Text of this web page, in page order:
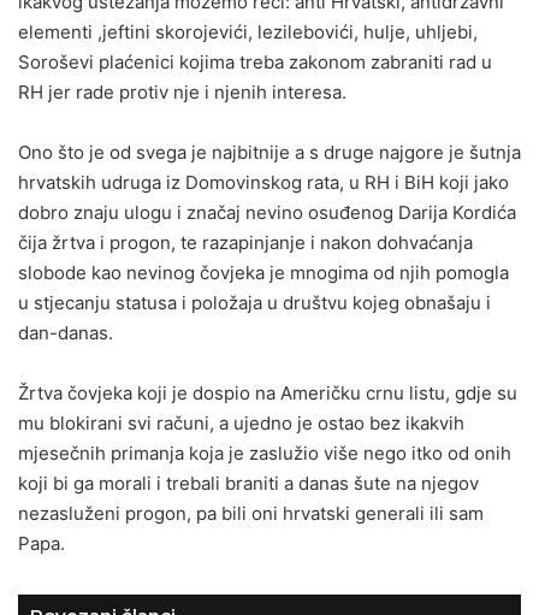
elementi ,jeftini skorojevići, lezilebovići, hulje, uhljebi,
Soroševi plaćenici kojima treba zakonom zabraniti rad u
RH jer rade protiv nje i njenih interesa.
Ono što je od svega je najbitnije a s druge najgore je šutnja
hrvatskih udruga iz Domovinskog rata, u RH i BiH koji jako
dobro znaju ulogu i značaj nevino osuđenog Darija Kordića
čija žrtva i progon, te razapinjanje i nakon dohvaćanja
slobode kao nevinog čovjeka je mnogima od njih pomogla
u stjecanju statusa i položaja u društvu kojeg obnašaju i
dan-danas.
Žrtva čovjeka koji je dospio na Američku crnu listu, gdje su
mu blokirani svi računi, a ujedno je ostao bez ikakvih
mjesečnih primanja koja je zaslužio više nego itko od onih
koji bi ga morali i trebali braniti a danas šute na njegov
nezasluženi progon, pa bili oni hrvatski generali ili sam
Papa.